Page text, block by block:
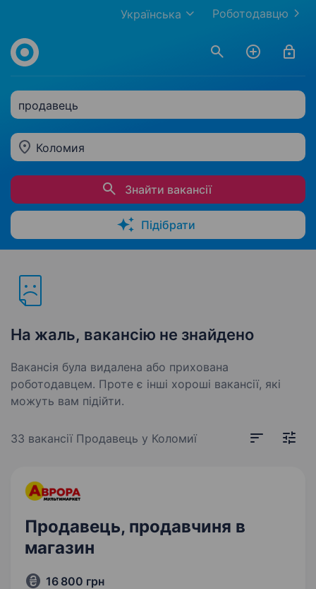
Роботодавцю
Українська
продавець
Коломия
Знайти вакансії
Підібрати
На жаль, вакансію не знайдено
Вакансія була видалена або прихована
роботодавцем. Проте є інші хороші вакансії, які
можуть вам підійти.
33 вакансії Продавець у Коломиї
Продавець, продавчиня в
магазин
16 800 грн